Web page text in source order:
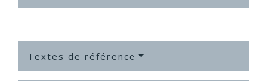
Textes de référence